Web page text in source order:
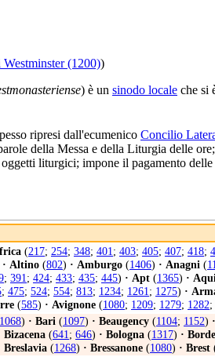
(1200))
) è un sinodo locale che si
ripresi dall'ecumenico Concilio
della Messa e della Liturgia delle
liturgici; impone il pagamento
(217; 254; 348; 401; 403; 405; 407; 418;
· Altino (802) · Amburgo (1406) · Anagni (
; 391; 424; 433; 435; 445) · Apt (1365) ·
; 475; 524; 554; 813; 1234; 1261; 1275) ·
(585) · Avignone (1080; 1209; 1279; 1282;
1068) · Bari (1097) · Beaugency (1104; 1152) ·
Bizacena (641; 646) · Bologna (1317) ·
Breslavia (1268) · Bressanone (1080) · Brest